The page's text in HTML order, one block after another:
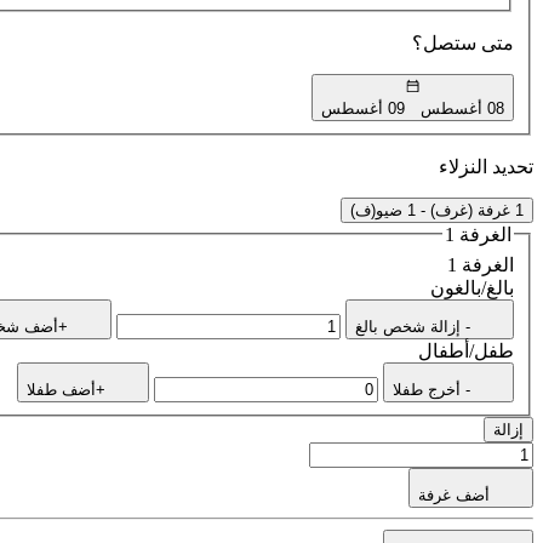
متى ستصل؟
08 أغسطس 09 أغسطس
تحديد النزلاء
1 غرفة (غرف) - 1 ضيو(ف)
الغرفة 1
الغرفة 1
بالغ/بالغون
- إزالة شخص بالغ +أضف
طفل/أطفال
- أخرج طفلا +أضف طفلا
إزالة
أضف غرفة